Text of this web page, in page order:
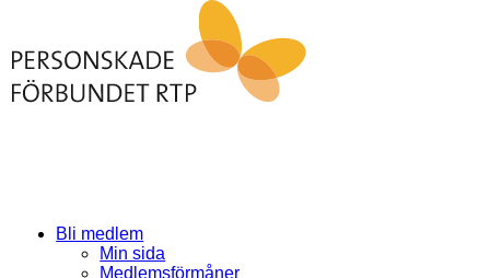
Bli medlem
Min sida
Medlemsförmåner